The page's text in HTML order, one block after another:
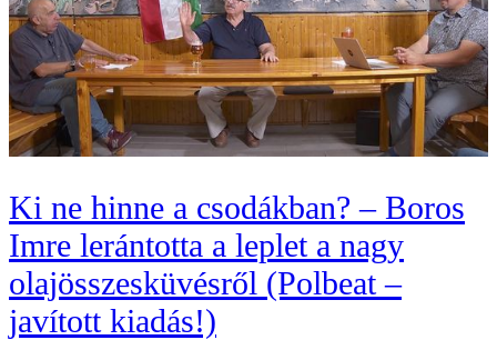
Ki ne hinne a csodákban? – Boros
Imre lerántotta a leplet a nagy
olajösszesküvésről (Polbeat –
javított kiadás!)